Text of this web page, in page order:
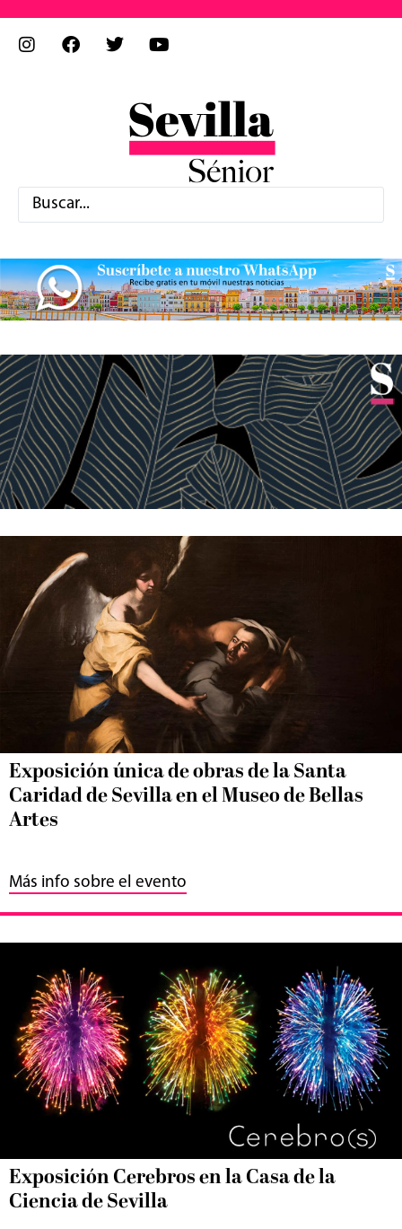
Exposición única de obras de la Santa
Caridad de Sevilla en el Museo de Bellas
Artes
Más info sobre el evento
Exposición Cerebros en la Casa de la
Ciencia de Sevilla